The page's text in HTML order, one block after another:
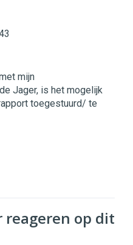
mijn
Jager, is het mogelijk
toegestuurd/ te
reageren op dit